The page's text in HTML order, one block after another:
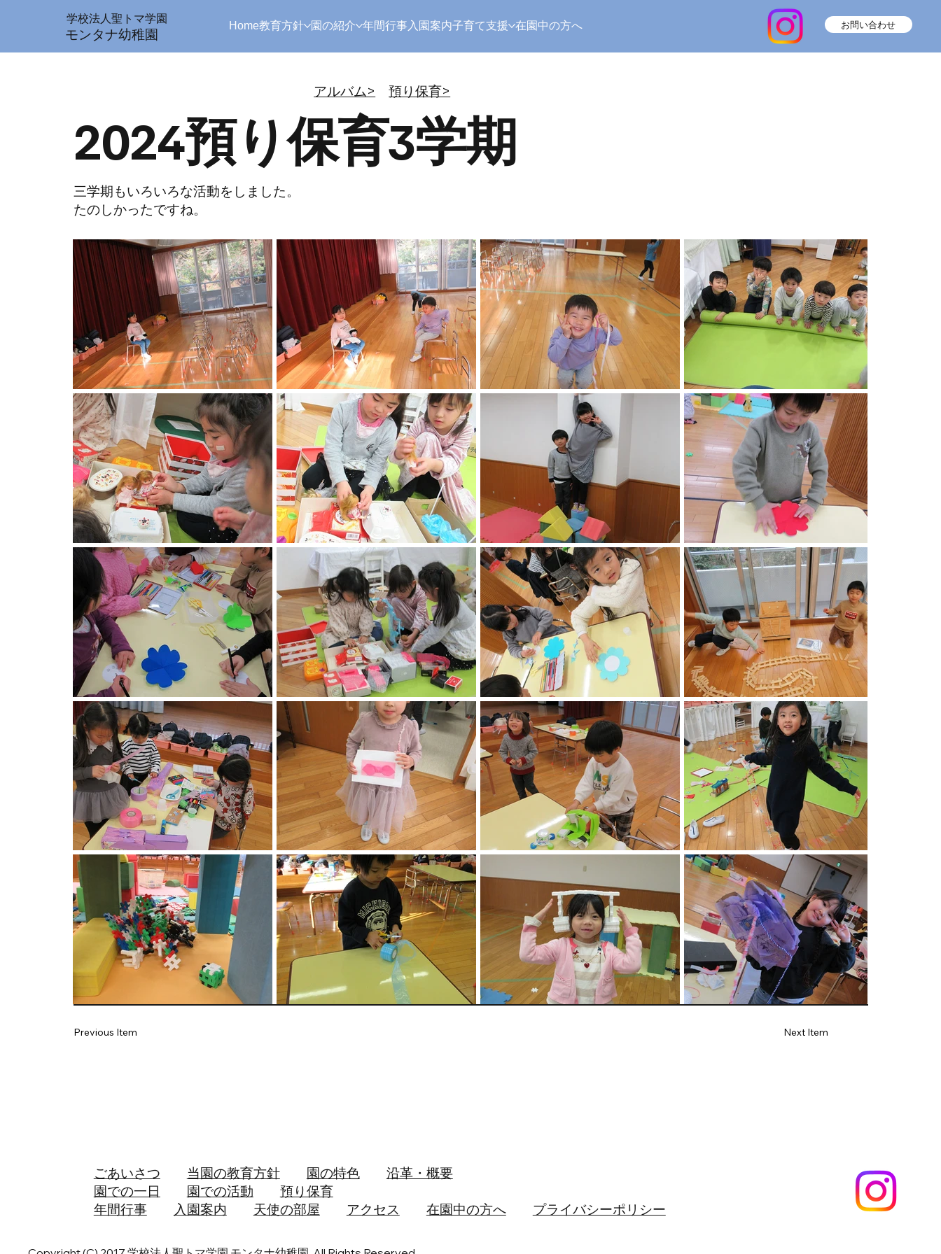
学校法人聖トマ学園
モンタナ幼稚園 Home教育方針 園の紹介 年間行事入園案内子育て支援 在園中の方へ お問い合わせ
アルバム> 預り保育>
2024預り保育3学期
三学期もいろいろな活動をしました。
たのしかったですね。
Previous Item Next Item
ごあいさつ 当園の教育方針 園の特色
沿革・概要
園での一日
園での活動
預り保育
年間行事
入園案内 天使の部屋 アクセス 在園中の方へ プライバシーポリシー